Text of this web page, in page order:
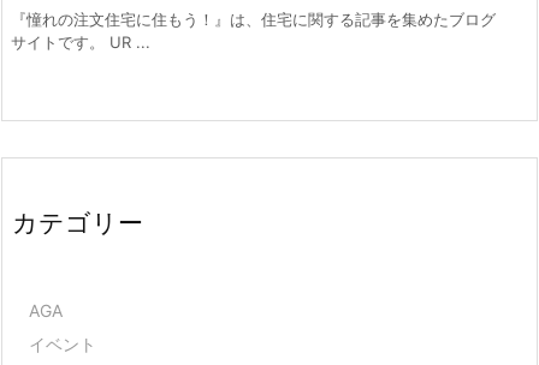
『憧れの注文住宅に住もう！』は、住宅に関する記事を集めたブログ
サイトです。 UR ...
カテゴリー
AGA
イベント